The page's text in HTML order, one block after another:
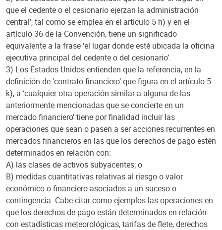
que el cedente o el cesionario ejerzan la administración
central’, tal como se emplea en el artículo 5 h) y en el
artículo 36 de la Convención, tiene un significado
equivalente a la frase ‘el lugar donde esté ubicada la oficina
ejecutiva principal del cedente o del cesionario’.
3) Los Estados Unidos entienden que la referencia, en la
definición de ‘contrato financiero’ que figura en el artículo 5
k), a ‘cualquier otra operación similar a alguna de las
anteriormente mencionadas que se concierte en un
mercado financiero’ tiene por finalidad incluir las
operaciones que sean o pasen a ser acciones recurrentes en
mercados financieros en las que los derechos de pago estén
determinados en relación con:
A) las clases de activos subyacentes; o
B) medidas cuantitativas relativas al riesgo o valor
económico o financiero asociados a un suceso o
contingencia. Cabe citar como ejemplos las operaciones en
que los derechos de pago están determinados en relación
con estadísticas meteorológicas, tarifas de flete, derechos